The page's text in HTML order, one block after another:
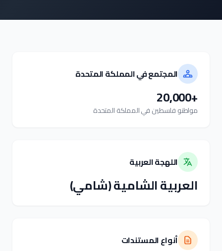
المجتمع في المملكة المتحدة
+20,000
مواطنو فلسطين في المملكة المتحدة
اللهجة العربية
العربية الشامية (شامي)
أنواع المستندات